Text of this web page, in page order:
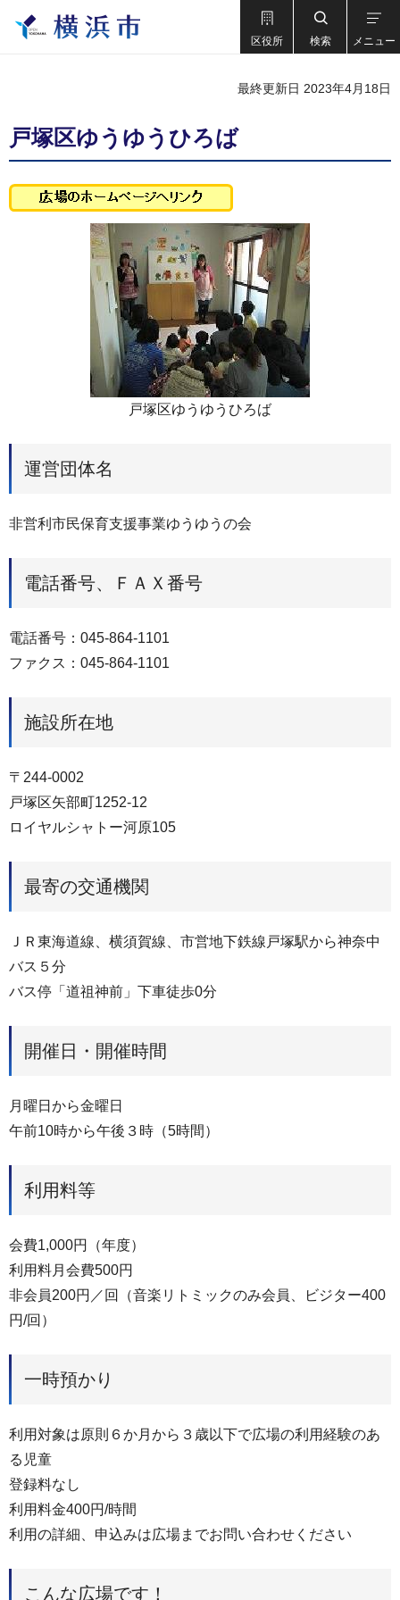
区役所 検索 メニュー
最終更新日 2023年4月18日
戸塚区ゆうゆうひろば
戸塚区ゆうゆうひろば
運営団体名
非営利市民保育支援事業ゆうゆうの会
電話番号、ＦＡＸ番号
電話番号：045-864-1101
ファクス：045-864-1101
施設所在地
〒244-0002
戸塚区矢部町1252-12
ロイヤルシャトー河原105
最寄の交通機関
ＪＲ東海道線、横須賀線、市営地下鉄線戸塚駅から神奈中
バス５分
バス停「道祖神前」下車徒歩0分
開催日・開催時間
月曜日から金曜日
午前10時から午後３時（5時間）
利用料等
会費1,000円（年度）
利用料月会費500円
非会員200円／回（音楽リトミックのみ会員、ビジター400
円/回）
一時預かり
利用対象は原則６か月から３歳以下で広場の利用経験のあ
る児童
登録料なし
利用料金400円/時間
利用の詳細、申込みは広場までお問い合わせください
こんな広場です！